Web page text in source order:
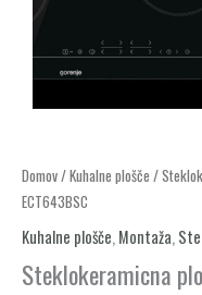
Domov/Kuhalne plošče /
ECT643BSC
Kuhalne plošče, Montaža,
Steklokeramicna
Steklokeramicna
plosca
ECT643BSC
količina